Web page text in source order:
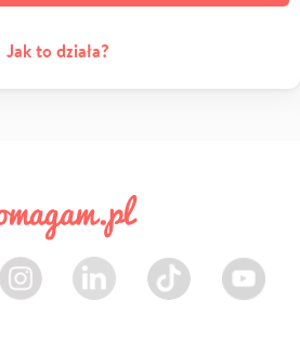
Jak to działa?
Instagram LinkedIn TikTok Youtube